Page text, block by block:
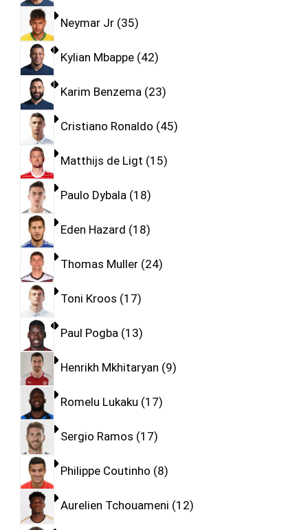
Neymar Jr 35
Kylian Mbappe 42
Karim Benzema 23
Cristiano Ronaldo 45
Matthijs de Ligt 15
Paulo Dybala 18
Eden Hazard 18
Thomas Muller 24
Toni Kroos 17
Paul Pogba 13
Henrikh Mkhitaryan 9
Romelu Lukaku 17
Sergio Ramos 17
Philippe Coutinho 8
Aurelien Tchouameni 12